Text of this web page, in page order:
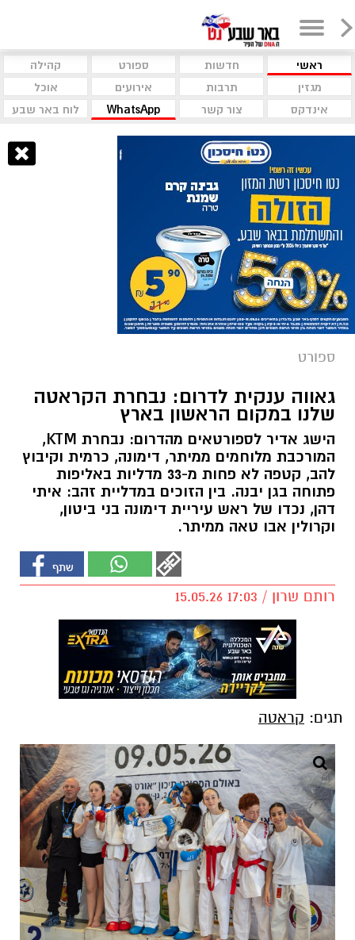
ראשי חדשות ספורט
קהילה
מגזין
תרבות אירועים
אוכל
אינדקס
צור קשר WhatsApp לוח באר שבע
ספורט
גאווה ענקית לדרום: נבחרת הקראטה
שלנו במקום הראשון בארץ
הישג אדיר לספורטאים מהדרום: נבחרת KTM,
המורכבת מלוחמים ממיתר, דימונה, כרמית וקיבוץ
להב, קטפה לא פחות מ-33 מדליות באליפות
פתוחה בגן יבנה. בין הזוכים במדליית זהב: איתי
דהן, נכדו של ראש עיריית דימונה בני ביטון,
וקרולין אבו טאה ממיתר.
רותם שרון / 17:03 15.05.26
תגים: קראטה